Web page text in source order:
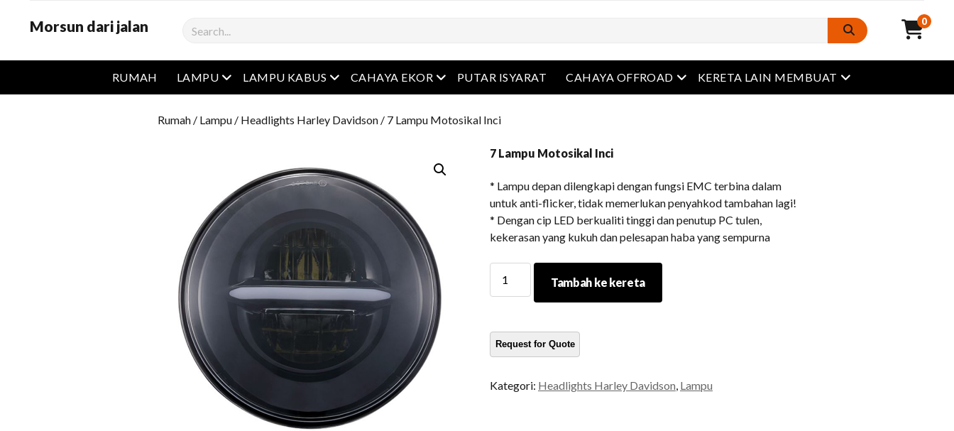
Morsun dari jalan Cari 0
RUMAH LAMPU Buka menu
LAMPU KABUS Buka menu
CAHAYA EKOR Buka menu
PUTAR ISYARAT CAHAYA OFFROAD Buka menu
KERETA LAIN MEMBUAT Buka menu
Rumah / Lampu / Headlights Harley Davidson / 7 Lampu Motosikal Inci
7 Lampu Motosikal Inci
* Lampu depan dilengkapi dengan fungsi EMC terbina dalam
untuk anti-flicker, tidak memerlukan penyahkod tambahan lagi!
* Dengan cip LED berkualiti tinggi dan penutup PC tulen,
kekerasan yang kukuh dan pelesapan haba yang sempurna
Lampu
Motosikal
kuantiti
Tambah ke kereta
Kategori: Headlights Harley Davidson, Lampu